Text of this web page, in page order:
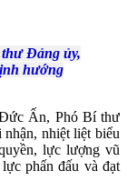
Đảng ủy,
hướng
Ấn, Phó Bí thư
nhiệt liệt biểu
lực lượng vũ
phấn đấu và đạt